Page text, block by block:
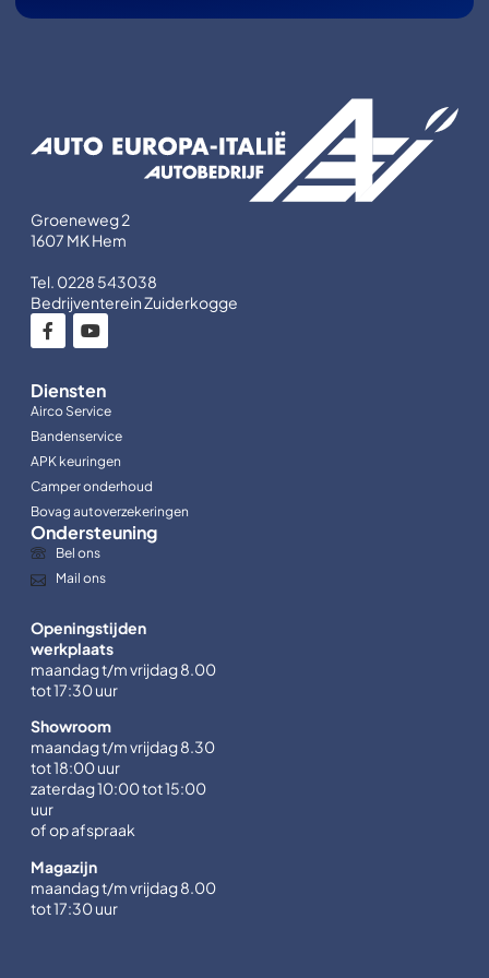
Groeneweg 2
1607 MK Hem
Tel. 0228 543038
Bedrijventerein Zuiderkogge
Diensten
Airco Service
Bandenservice
APK keuringen
Camper onderhoud
Bovag autoverzekeringen
Ondersteuning
Bel ons
Mail ons
Openingstijden
werkplaats
maandag t/m vrijdag 8.00
tot 17:30 uur
Showroom
maandag t/m vrijdag 8.30
tot 18:00 uur
zaterdag 10:00 tot 15:00
uur
of op afspraak
Magazijn
maandag t/m vrijdag 8.00
tot 17:30 uur